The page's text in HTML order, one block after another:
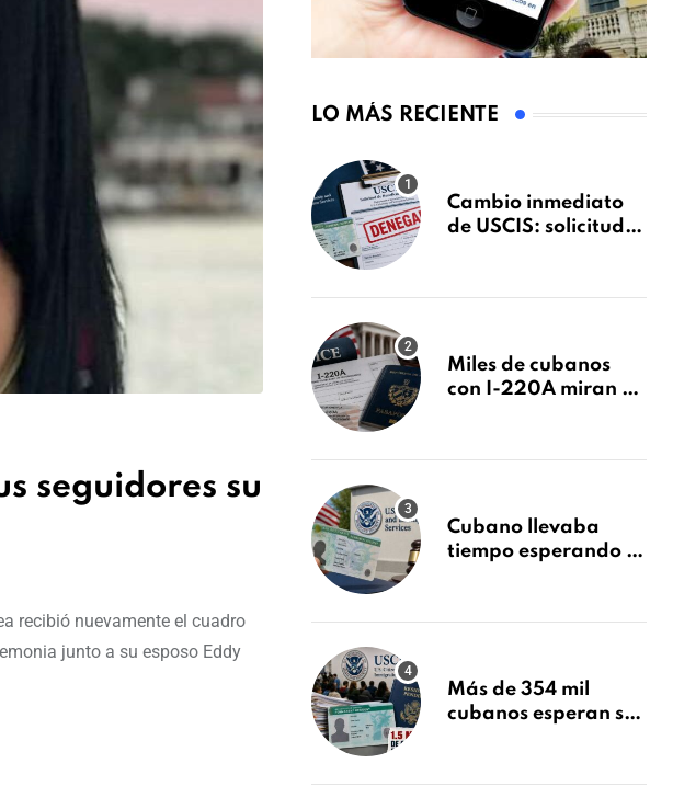
seguidores su
recibió nuevamente el cuadro
junto a su esposo Eddy
LO MÁS RECIENTE
Cambio inmediato
de USCIS: solicitudes
sin previo aviso
Miles de cubanos
con I-220A miran al
decidirse en una
Cubano llevaba
tiempo esperando su
tras Writ of
Más de 354 mil
cubanos esperan su
millones de